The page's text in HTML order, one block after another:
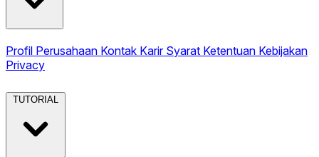
Profil Perusahaan Kontak Karir Syarat Ketentuan Kebijakan
Privacy
TUTORIAL